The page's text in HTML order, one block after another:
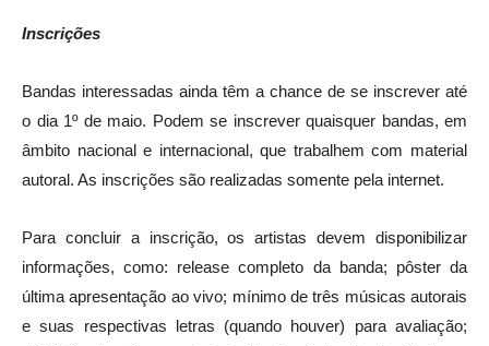
Inscrições
Bandas interessadas ainda têm a chance de se inscrever até
o dia 1º de maio. Podem se inscrever quaisquer bandas, em
âmbito nacional e internacional, que trabalhem com material
autoral. As inscrições são realizadas somente pela internet.
Para concluir a inscrição, os artistas devem disponibilizar
informações, como: release completo da banda; pôster da
última apresentação ao vivo; mínimo de três músicas autorais
e suas respectivas letras (quando houver) para avaliação;